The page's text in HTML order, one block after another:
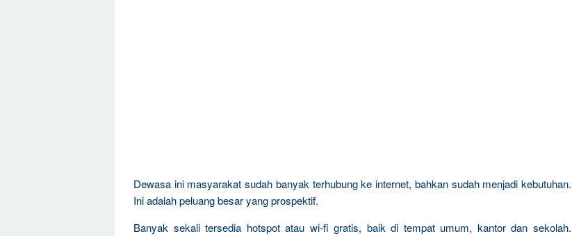
Dewasa ini masyarakat sudah banyak terhubung ke internet, bahkan sudah menjadi kebutuhan.
Ini adalah peluang besar yang prospektif.
Banyak sekali tersedia hotspot atau wi-fi gratis, baik di tempat umum, kantor dan sekolah.